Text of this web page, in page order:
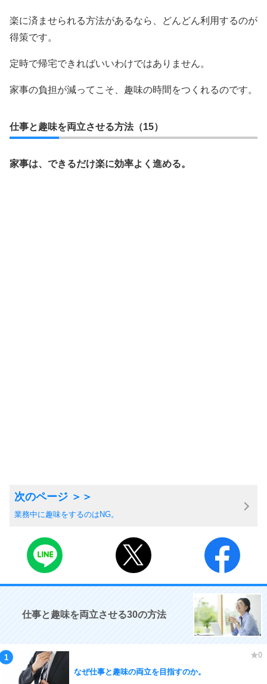
楽に済ませられる方法があるなら、どんどん利用するのが
得策です。
定時で帰宅できればいいわけではありません。
家事の負担が減ってこそ、趣味の時間をつくれるのです。
仕事と趣味を両立させる方法（15）
家事は、できるだけ楽に効率よく進める。
業務中に趣味をするのはNG。
仕事と趣味を両立させる30の方法
なぜ仕事と趣味の両立を目指すのか。